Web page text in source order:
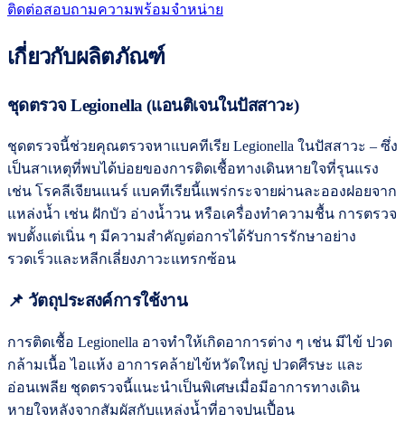
ติดต่อสอบถามความพร้อมจำหน่าย
เกี่ยวกับผลิตภัณฑ์
ชุดตรวจ Legionella (แอนติเจนในปัสสาวะ)
ชุดตรวจนี้ช่วยคุณตรวจหาแบคทีเรีย Legionella ในปัสสาวะ – ซึ่ง
เป็นสาเหตุที่พบได้บ่อยของการติดเชื้อทางเดินหายใจที่รุนแรง
เช่น โรคลีเจียนแนร์ แบคทีเรียนี้แพร่กระจายผ่านละอองฝอยจาก
แหล่งน้ำ เช่น ฝักบัว อ่างน้ำวน หรือเครื่องทำความชื้น การตรวจ
พบตั้งแต่เนิ่น ๆ มีความสำคัญต่อการได้รับการรักษาอย่าง
รวดเร็วและหลีกเลี่ยงภาวะแทรกซ้อน
📌 วัตถุประสงค์การใช้งาน
การติดเชื้อ Legionella อาจทำให้เกิดอาการต่าง ๆ เช่น มีไข้ ปวด
กล้ามเนื้อ ไอแห้ง อาการคล้ายไข้หวัดใหญ่ ปวดศีรษะ และ
อ่อนเพลีย ชุดตรวจนี้แนะนำเป็นพิเศษเมื่อมีอาการทางเดิน
หายใจหลังจากสัมผัสกับแหล่งน้ำที่อาจปนเปื้อน